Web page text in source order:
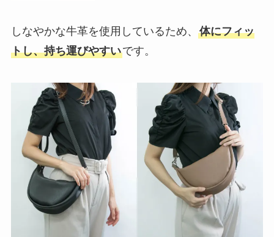
しなやかな牛革を使用しているため、 体にフィッ
トし、持ち運びやすいです。